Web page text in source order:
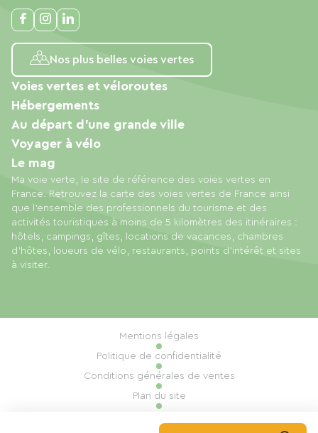
Alors, on réserve quand ? Châlons n'attend que
Nos plus belles voies vertes
Ma voie verte, le site de référence des voies vertes en
France. Retrouvez la carte des voies vertes de France ainsi
que l'ensemble des professionnels du tourisme et des
activités touristiques à moins de 5 kilomètres des itinéraires :
hôtels, campings, gîtes, locations de vacances, chambres
d'hôtes, loueurs de vélo, restaurants, points d'intérêt et sites
à visiter.
Voies vertes et véloroutes
Hébergements
Au départ d'une grande ville
Voyager à vélo
Le mag
Mentions légales
Politique de confidentialité
Conditions générales de ventes
Plan du site